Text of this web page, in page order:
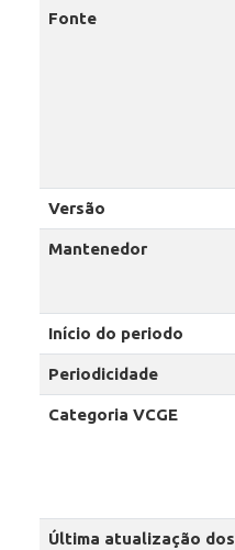
Fonte
Versão
Mantenedor
Início do periodo
Periodicidade
Categoria VCGE
Última atualização dos